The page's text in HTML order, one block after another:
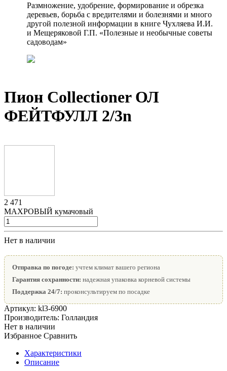
Размножение, удобрение, формирование и обрезка
деревьев, борьба с вредителями и болезнями и много
другой полезной информации в книге Чухляева И.И.
и Мещеряковой Г.П. «Полезные и необычные советы
садоводам»
Пион Collectioner ОЛ
ФЕЙТФУЛЛ 2/3n
2 471
МАХРОВЫЙ кумачовый
Нет в наличии
Отправка по погоде: учтем климат вашего региона
Гарантия сохранности: надежная упаковка корневой системы
Поддержка 24/7: проконсультируем по посадке
Артикул: kl3-6900
Производитель: Голландия
Нет в наличии
Избранное Сравнить
Характеристики
Описание